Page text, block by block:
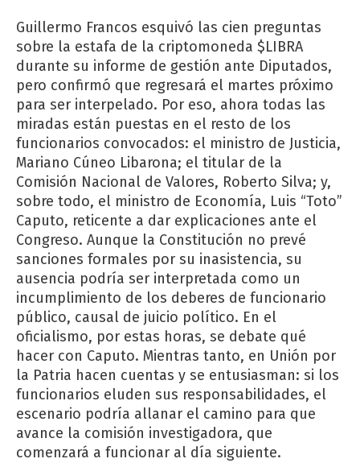
Guillermo Francos esquivó las cien preguntas
sobre la estafa de la criptomoneda $LIBRA
durante su informe de gestión ante Diputados,
pero confirmó que regresará el martes próximo
para ser interpelado. Por eso, ahora todas las
miradas están puestas en el resto de los
funcionarios convocados: el ministro de Justicia,
Mariano Cúneo Libarona; el titular de la
Comisión Nacional de Valores, Roberto Silva; y,
sobre todo, el ministro de Economía, Luis “Toto”
Caputo, reticente a dar explicaciones ante el
Congreso. Aunque la Constitución no prevé
sanciones formales por su inasistencia, su
ausencia podría ser interpretada como un
incumplimiento de los deberes de funcionario
público, causal de juicio político. En el
oficialismo, por estas horas, se debate qué
hacer con Caputo. Mientras tanto, en Unión por
la Patria hacen cuentas y se entusiasman: si los
funcionarios eluden sus responsabilidades, el
escenario podría allanar el camino para que
avance la comisión investigadora, que
comenzará a funcionar al día siguiente.